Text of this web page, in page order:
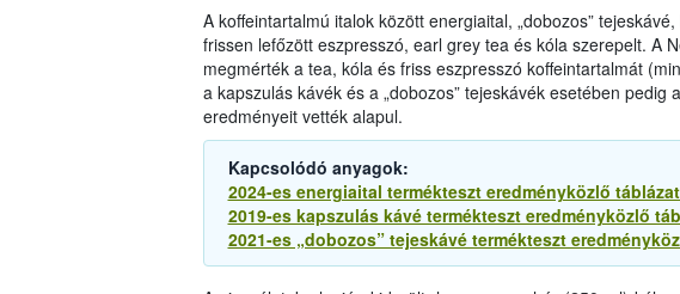
A koffeintartalmú italok között energiaital, „dobozos”
frissen lefőzött eszpresszó, earl grey tea és kóla szerepelt. A
megmérték a tea, kóla és friss eszpresszó koffeintartalmát
a kapszulás kávék és a „dobozos” tejeskávék esetében
eredményeit vették alapul.
Kapcsolódó anyagok:
2024-es energiaital termékteszt eredményközlő táblázat
2019-es kapszulás kávé termékteszt eredményközlő
2021-es „dobozos” tejeskávé termékteszt